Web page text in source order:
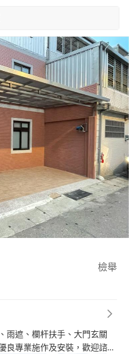
檢舉
雨遮、欄杆扶手、大門玄關
良專業施作及安裝，歡迎諮